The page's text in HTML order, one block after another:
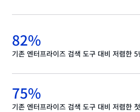
82%
기존 엔터프라이즈 검색 도구 대비 저렴한
75%
기존 엔터프라이즈 검색 도구 대비 저렴한